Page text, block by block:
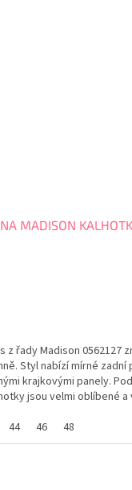
MADISON
z řady Madison 0562127
Styl nabízí mírné zadní
krajkovými panely.
jsou velmi oblíbené a
44 46 48